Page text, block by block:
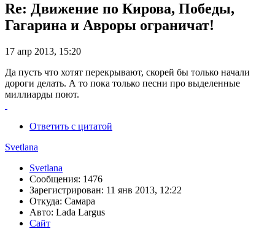
Re: Движение по Кирова, Победы,
Гагарина и Авроры ограничат!
17 апр 2013, 15:20
Да пусть что хотят перекрывают, скорей бы только начали
дороги делать. А то пока только песни про выделенные
миллиарды поют.
Ответить с цитатой
Svetlana
Svetlana
Сообщения: 1476
Зарегистрирован: 11 янв 2013, 12:22
Откуда: Самара
Авто: Lada Largus
Сайт